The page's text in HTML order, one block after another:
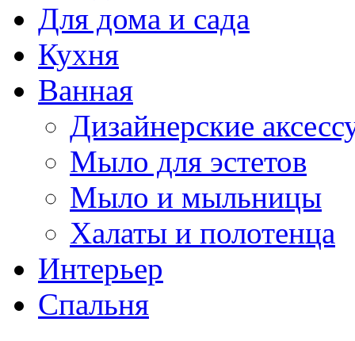
Для дома и сада
Кухня
Ванная
Дизайнерские
Мыло для эстетов
Мыло и мыльницы
Халаты и полотенца
Интерьер
Спальня